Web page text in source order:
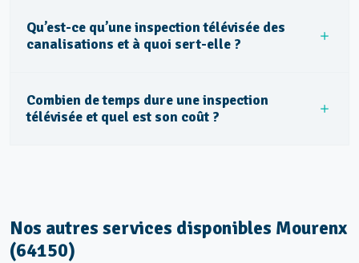
Qu’est-ce qu’une inspection télévisée des
canalisations et à quoi sert-elle ?
Combien de temps dure une inspection
télévisée et quel est son coût ?
Nos autres services disponibles Mourenx
(64150)